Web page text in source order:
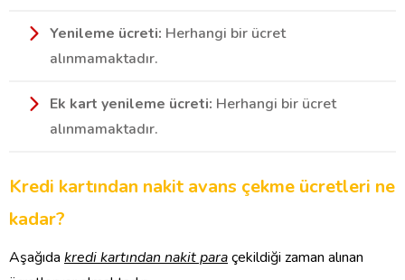
Yenileme ücreti: Herhangi bir ücret
alınmamaktadır.
Ek kart yenileme ücreti: Herhangi bir ücret
alınmamaktadır.
Kredi kartından nakit avans çekme ücretleri ne
kadar?
Aşağıda kredi kartından nakit paraçekildiği zaman alınan